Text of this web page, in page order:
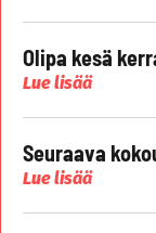
Olipa kesä
Lue lisää
Seuraava
Lue lisää